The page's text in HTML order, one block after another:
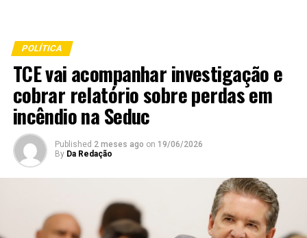
POLÍTICA
TCE vai acompanhar investigação e
cobrar relatório sobre perdas em
incêndio na Seduc
Published 2 meses ago on 19/06/2026
By Da Redação